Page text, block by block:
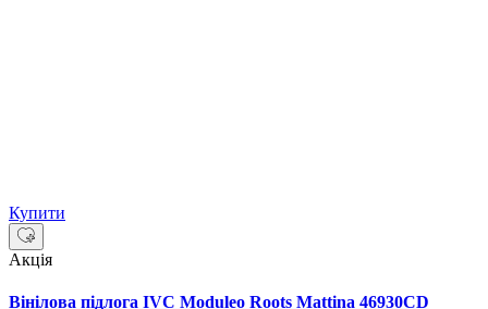
Купити
Акція
Вінілова підлога IVC Moduleo Roots Mattina 46930CD